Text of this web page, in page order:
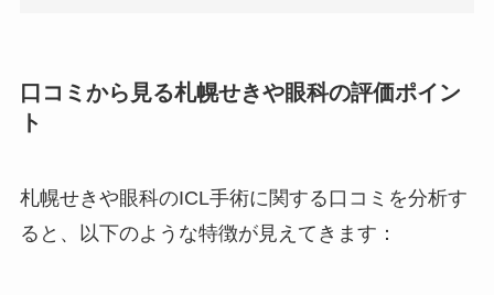
口コミから見る札幌せきや眼科の評価ポイン
ト
札幌せきや眼科のICL手術に関する口コミを分析す
ると、以下のような特徴が見えてきます：